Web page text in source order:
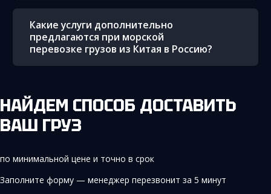
Какие услуги дополнительно
предлагаются при морской
перевозке грузов из Китая в Россию?
НАЙДЕМ СПОСОБ ДОСТАВИТЬ
ВАШ ГРУЗ
по минимальной цене и точно в срок
Заполните форму — менеджер перезвонит за 5 минут